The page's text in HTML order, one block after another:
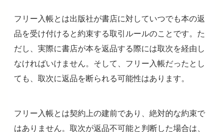
フリー入帳とは出版社が書店に対していつでも本の返
品を受け付けると約束する取引ルールのことです。た
だし、実際に書店が本を返品する際には取次を経由し
なければいけません。そして、フリー入帳だったとし
ても、取次に返品を断られる可能性はあります。
フリー入帳とは契約上の建前であり、絶対的な約束で
はありません。取次が返品不可能と判断した場合は、